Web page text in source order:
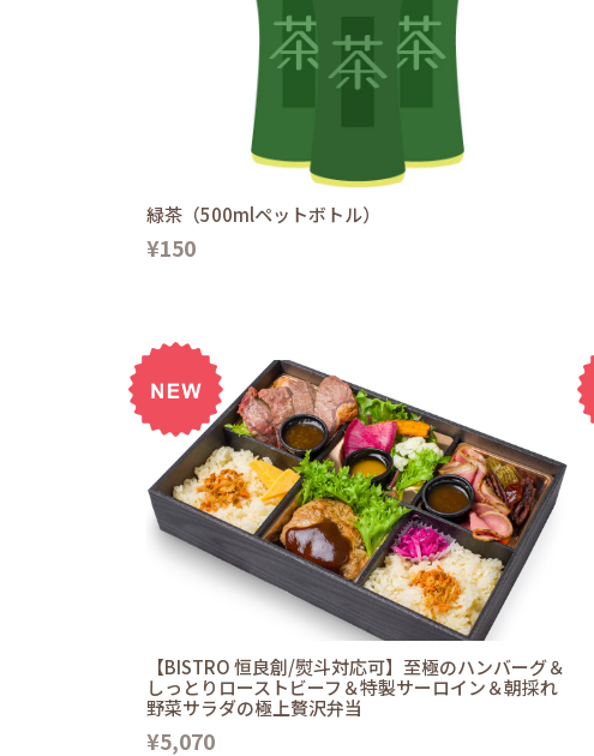
緑茶（500mlペットボトル）
¥150
【BISTRO 恒良創/熨斗対応可】至極のハンバーグ＆
しっとりローストビーフ＆特製サーロイン＆朝採れ
野菜サラダの極上贅沢弁当
¥5,070